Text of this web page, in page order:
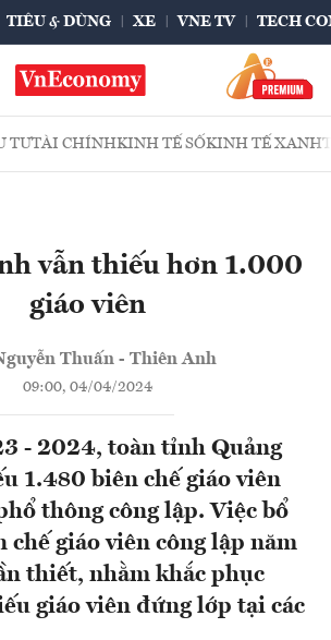
TIÊU & DÙNG XE VNE TV TECH
TƯTÀI CHÍNHKINH TẾ SỐKINH TẾ XANH
vẫn thiếu hơn 1.000
giáo viên
Thuấn - Thiên Anh
09:00, 04/04/2024
- 2024, toàn tỉnh Quảng
1.480 biên chế giáo viên
thông công lập. Việc bổ
chế giáo viên công lập năm
thiết, nhằm khắc phục
giáo viên đứng lớp tại các